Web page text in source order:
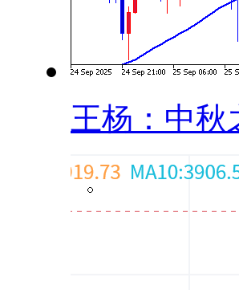
王杨：中秋